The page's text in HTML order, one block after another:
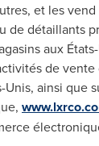
et les
de détaillants
aux
de
ainsi que